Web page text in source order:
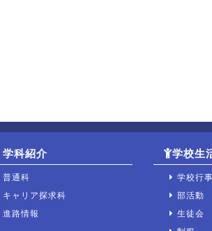
学科紹介
普通科
キャリア探求科
進路情報
学校生
学校行
部活動
生徒会